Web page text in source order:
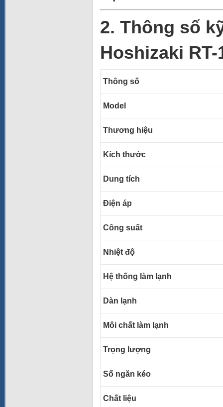
2. Thông số
Hoshizaki RT-
Thông số
Model
Thương hiệu
Kích thước
Dung tích
Điện áp
Công suất
Nhiệt độ
Hệ thống làm lạnh
Dàn lạnh
Môi chất làm lạnh
Trọng lượng
Số ngăn kéo
Chất liệu